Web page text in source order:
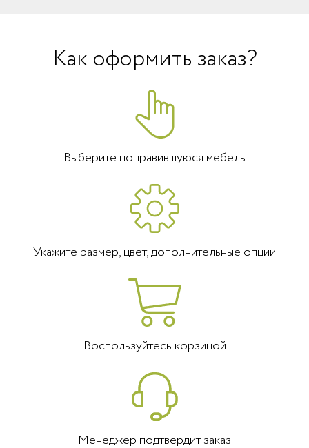
Как оформить заказ?
Выберите понравившуюся мебель
Укажите размер, цвет, дополнительные опции
Воспользуйтесь корзиной
Менеджер подтвердит заказ